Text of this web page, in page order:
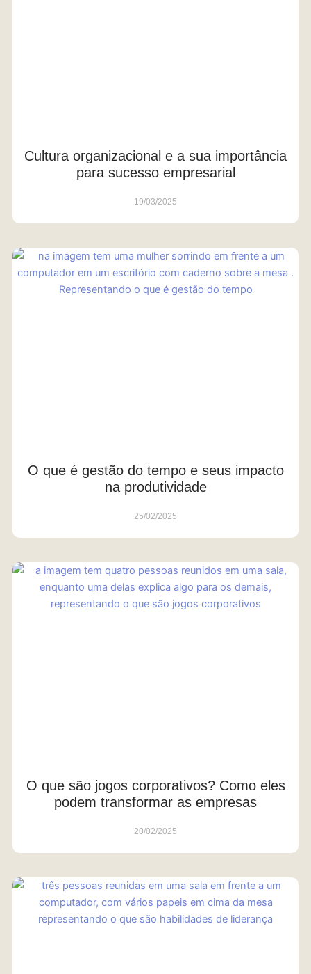
Cultura organizacional e a sua importância
para sucesso empresarial
19/03/2025
O que é gestão do tempo e seus impacto
na produtividade
25/02/2025
O que são jogos corporativos? Como eles
podem transformar as empresas
20/02/2025